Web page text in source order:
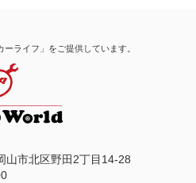
ライフ」をご提供しています。
山市北区野田2丁目14-28